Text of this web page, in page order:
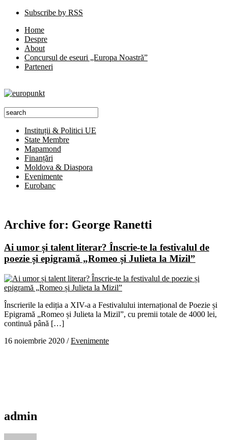
Subscribe by RSS
Home
Despre
About
Concursul de eseuri „Europa Noastră”
Parteneri
Instituții & Politici UE
State Membre
Mapamond
Finanțări
Moldova & Diaspora
Evenimente
Eurobanc
Archive for: George Ranetti
Ai umor și talent literar? Înscrie-te la festivalul de
poezie și epigramă „Romeo și Julieta la Mizil”
Înscrierile la ediția a XIV-a a Festivalului internațional de Poezie și
Epigramă „Romeo și Julieta la Mizil”, cu premii totale de 4000 lei,
continuă până […]
16 noiembrie 2020 /Evenimente
admin